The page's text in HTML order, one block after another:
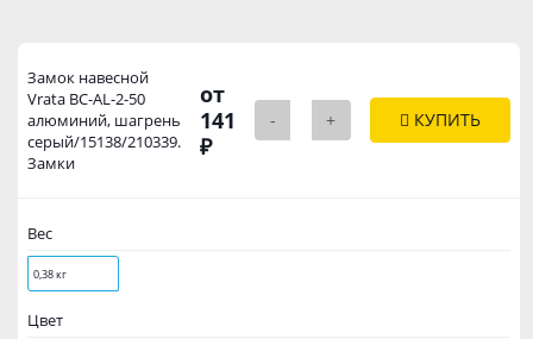
Замок навесной
Vrata BC-AL-2-50
алюминий, шагрень
серый/15138/210339.
Замки
от
141
₽
- + КУПИТЬ
Вес
0,38 кг
Цвет